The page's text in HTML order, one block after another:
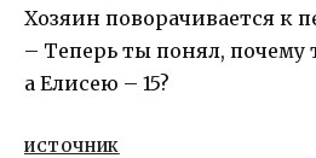
Хозяин поворачивается к
– Теперь ты понял, почему
а Елисею – 15?
ИСТОЧНИК